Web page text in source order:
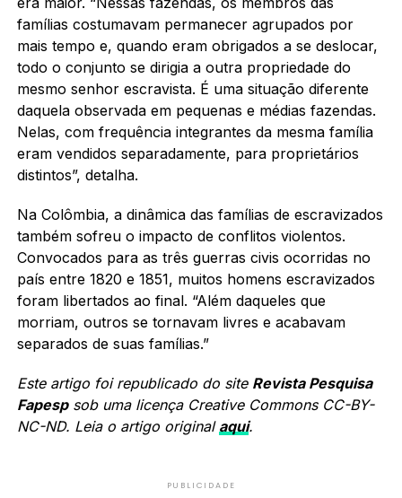
famílias costumavam permanecer agrupados por
mais tempo e, quando eram obrigados a se deslocar,
todo o conjunto se dirigia a outra propriedade do
mesmo senhor escravista. É uma situação diferente
daquela observada em pequenas e médias fazendas.
Nelas, com frequência integrantes da mesma família
eram vendidos separadamente, para proprietários
distintos”, detalha.
Na Colômbia, a dinâmica das famílias de escravizados
também sofreu o impacto de conflitos violentos.
Convocados para as três guerras civis ocorridas no
país entre 1820 e 1851, muitos homens escravizados
foram libertados ao final. “Além daqueles que
morriam, outros se tornavam livres e acabavam
separados de suas famílias.”
Este artigo foi republicado do site Revista Pesquisa
Fapespsob uma licença Creative Commons CC-BY-
NC-ND. Leia o artigo original aqui.
PUBLICIDADE